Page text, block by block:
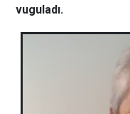
vuguladı.